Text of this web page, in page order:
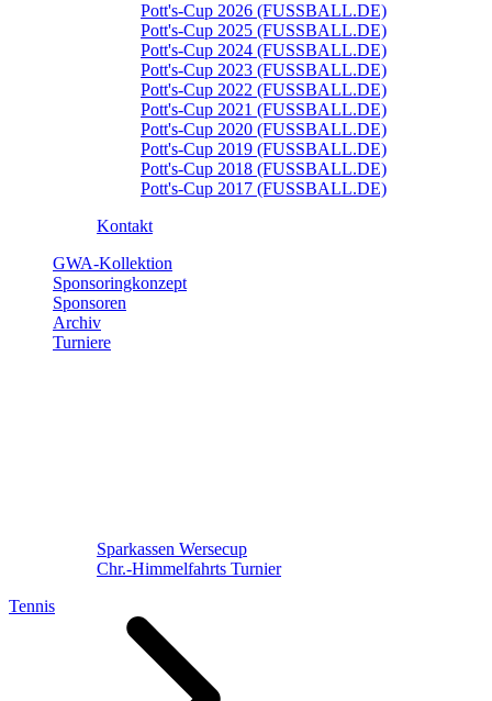
Pott's-Cup 2026 (FUSSBALL.DE)
Pott's-Cup 2025 (FUSSBALL.DE)
Pott's-Cup 2024 (FUSSBALL.DE)
Pott's-Cup 2023 (FUSSBALL.DE)
Pott's-Cup 2022 (FUSSBALL.DE)
Pott's-Cup 2021 (FUSSBALL.DE)
Pott's-Cup 2020 (FUSSBALL.DE)
Pott's-Cup 2019 (FUSSBALL.DE)
Pott's-Cup 2018 (FUSSBALL.DE)
Pott's-Cup 2017 (FUSSBALL.DE)
Kontakt
GWA-Kollektion
Sponsoringkonzept
Sponsoren
Archiv
Turniere
Sparkassen Wersecup
Chr.-Himmelfahrts Turnier
Tennis